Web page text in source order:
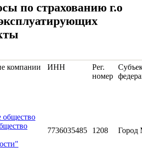
по страхованию г.о
компании ИНН
Рег.
номер
общество
7736035485 1208 Город